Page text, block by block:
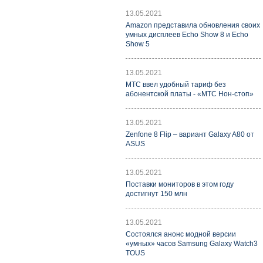
13.05.2021
Amazon представила обновления своих
умных дисплеев Echo Show 8 и Echo
Show 5
13.05.2021
МТС ввел удобный тариф без
абонентской платы - «МТС Нон-стоп»
13.05.2021
Zenfone 8 Flip – вариант Galaxy A80 от
ASUS
13.05.2021
Поставки мониторов в этом году
достигнут 150 млн
13.05.2021
Состоялся анонс модной версии
«умных» часов Samsung Galaxy Watch3
TOUS